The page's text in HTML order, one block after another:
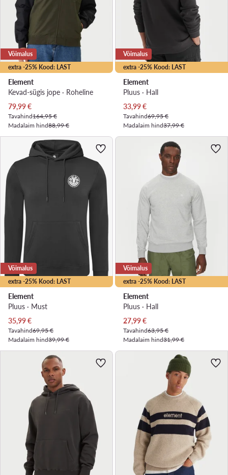
extra -25% Kood: LAST
Võimalus
Element
Kevad-sügis jope · Roheline
Praegune hind
79,99€
Tavahind164,95 €
Madalaim hind88,99 €
extra -25% Kood: LAST
Võimalus
Element
Pluus · Hall
Praegune hind
33,99€
Tavahind69,95 €
Madalaim hind37,99 €
extra -25% Kood: LAST
Võimalus
Element
Pluus · Must
Praegune hind
35,99€
Tavahind69,95 €
Madalaim hind39,99 €
extra -25% Kood: LAST
Võimalus
Element
Pluus · Hall
Praegune hind
27,99€
Tavahind63,95 €
Madalaim hind31,99 €